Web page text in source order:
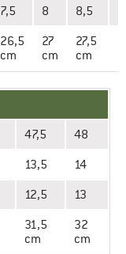
7,5 8 8,5
26,5
cm
27
cm
27,5
cm
47,5 48
13,5 14
12,5 13
31,5
cm
32
cm